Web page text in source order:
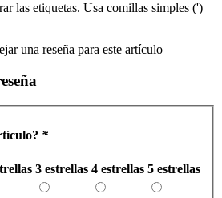
las etiquetas. Usa comillas simples (')
una reseña para este artículo
*
3 estrellas 4 estrellas 5 estrellas